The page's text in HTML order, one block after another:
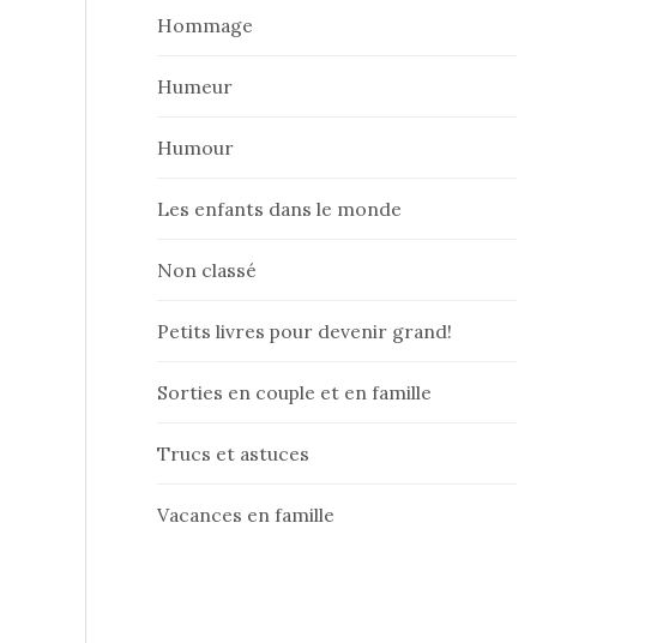
Hommage
Humeur
Humour
Les enfants dans le monde
Non classé
Petits livres pour devenir grand!
Sorties en couple et en famille
Trucs et astuces
Vacances en famille